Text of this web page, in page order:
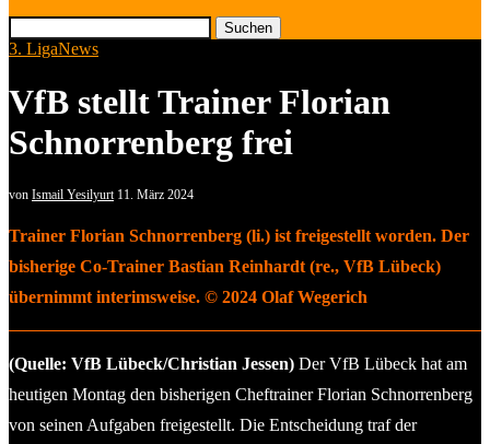
Suchen
3. LigaNews
VfB stellt Trainer Florian
Schnorrenberg frei
von Ismail Yesilyurt 11. März 2024
Trainer Florian Schnorrenberg (li.) ist freigestellt worden. Der
bisherige Co-Trainer Bastian Reinhardt (re., VfB Lübeck)
übernimmt interimsweise. © 2024 Olaf Wegerich
(Quelle: VfB Lübeck/Christian Jessen) Der VfB Lübeck hat am
heutigen Montag den bisherigen Cheftrainer Florian Schnorrenberg
von seinen Aufgaben freigestellt. Die Entscheidung traf der